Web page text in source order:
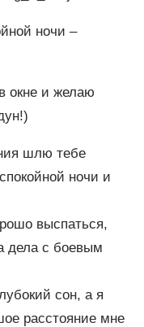
ночи –
окне и желаю
шлю тебе
ночи и
выспаться,
дела с боевым
сон, а я
расстояние мне